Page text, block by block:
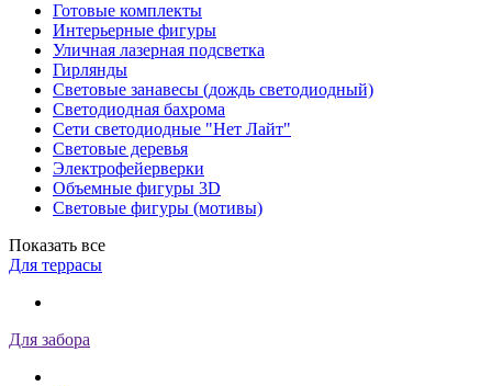
Готовые комплекты
Интерьерные фигуры
Уличная лазерная подсветка
Гирлянды
Световые занавесы (дождь светодиодный)
Светодиодная бахрома
Сети светодиодные "Нет Лайт"
Световые деревья
Электрофейерверки
Объемные фигуры 3D
Световые фигуры (мотивы)
Показать все
Для террасы
Для забора